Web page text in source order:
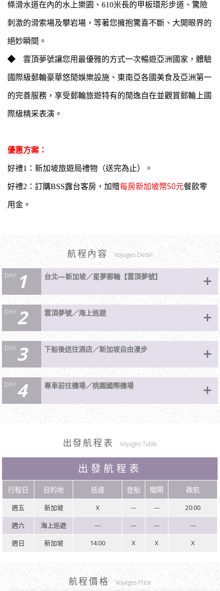
條滑水道在內的水上樂園、610米長的甲板環形步道、驚險
刺激的滑索場及攀岩場，等著您擁抱驚喜不斷、大開眼界的
絕妙瞬間。
◆雲頂夢號讓您用最優雅的方式一次暢遊亞洲國家，體驗
國際級郵輪豪華悠閒娛樂設施、東南亞各國美食及亞洲第一
的完善服務，享受郵輪旅遊特有的閒逸自在並觀賞郵輪上國
際級精采表演。
優惠方案：
好禮1：新加坡旅遊局禮物（送完為止）。
好禮2：訂購BSS露台客房，加贈每房新加坡幣50元餐飲零
用金。
航程內容 Voyages Detail
DAY 1 台北—新加坡／星夢郵輪【雲頂夢號】
帶著愉悅、興奮的心情 自行前往
機場搭機，飛往有花園城市美稱的新加坡。抵達
郵輪旅遊：最大的特色就在於悠閒浪漫與自由性強，她就像是航行在海上的豪華
級大型度假飯店，包括餐廳、咖啡廳、酒吧、迪斯可、夜總會、電影院、商店
街、圖書館、游泳池、滑水道、三溫暖、賭場、球場、健身房……等，設施一應
俱全。在船上可以盡情吃喝玩樂、享受碧海藍天的悠閒時光，上岸後則有各式各
樣的遊覽行程，不需帶著行李一路奔波跟換旅館，『郵輪旅遊』每分每秒都可以
過多采多姿。
(免費餐廳)星夢餐廳
品選擇，彰顯高貴用餐品位。
DAY2 雲頂夢號／海上巡遊
旅行的精神在於其自由，完全隨心所欲的去思考、去感覺、去行動的自由。
個上午的時間，可以在船上悠閒的享受郵輪設施與各種精采活動。雲頂夢號擁有
亞洲郵輪第一座海上攀岩場，引進世界級娛樂團隊Zouk，推出Zouk星空下泳池
派對，並獨步全球設計可下潛200米的海底觀光潛水船。想擁有美顏養生的一
天，絕對不能錯過雲頂夢號全球最大的亞洲反射治療水療中心以及傳統的中式按
摩。
早餐：雲頂夢號自選餐 午餐：雲頂夢號自選餐 晚餐：雲
頂夢號自選餐
雲頂夢號自選房
DAY3 下船後送往酒店／新加坡自由漫步
雲頂夢號於今日上午抵達新加坡。下船後專車接往酒店，您可自行展開屬於您自
濱海灣是新加坡河在星國的出海口，從地圖上看去約略是長方形形
狀，右上角有缺口能讓河水通往大海。除了鼎鼎有名的魚尾獅，兩座
DAY4 專車前往機場／桃園國際機場
出發航程表 Voyages Table
出發航程表
行程日 目的地 抵達 登船 關閘 啟航
週五 新加坡 X --- ---
20:00
週六
海上巡遊 --- --- ---
---
週日
新加坡 14:00 X X X
航程價格 Voyages Price